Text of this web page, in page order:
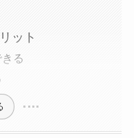
ット
る